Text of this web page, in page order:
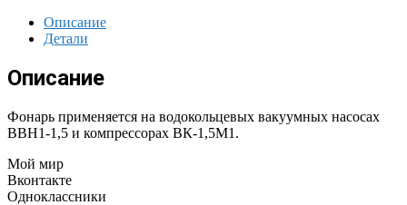
Описание
Детали
Описание
Фонарь применяется на водокольцевых вакуумных насосах
ВВН1-1,5 и компрессорах ВК-1,5М1.
Мой мир
Вконтакте
Одноклассники